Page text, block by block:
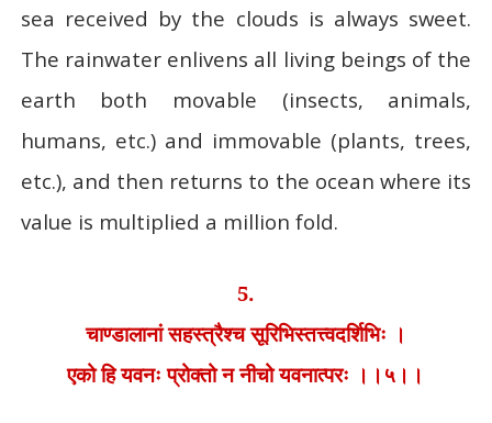
sea received by the clouds is always sweet.
The rainwater enlivens all living beings of the
earth both movable (insects, animals,
humans, etc.) and immovable (plants, trees,
etc.), and then returns to the ocean where its
value is multiplied a million fold.
5.
चाण्डालानां सहस्त्रैश्च सूरिभिस्तत्त्वदर्शिभिः ।
एको हि यवनः प्रोक्तो न नीचो यवनात्परः ।।५।।